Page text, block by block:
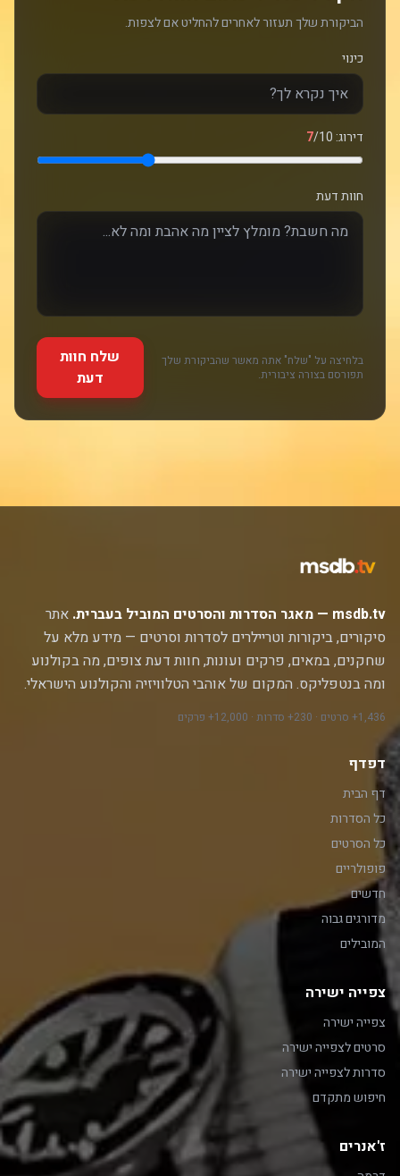
הביקורת שלך תעזור לאחרים להחליט אם לצפות.
כינוי
דירוג: 7/10
חוות דעת
בלחיצה על "שלח" אתה מאשר שהביקורת שלך
תפורסם בצורה ציבורית.
שלח חוות
דעת
msdb.tv — מאגר הסדרות והסרטים המוביל בעברית.
אתר
סיקורים, ביקורות וטריילרים לסדרות וסרטים — מידע מלא על
שחקנים, במאים, פרקים ועונות, חוות דעת צופים, מה בקולנוע
ומה בנטפליקס. המקום של אוהבי הטלוויזיה והקולנוע הישראלי.
1,436+ סרטים · 230+ סדרות · 12,000+ פרקים
דפדף
דף הבית
כל הסדרות
כל הסרטים
פופולריים
חדשים
מדורגים גבוה
המובילים
צפייה ישירה
צפייה ישירה
סרטים לצפייה ישירה
סדרות לצפייה ישירה
חיפוש מתקדם
ז'אנרים